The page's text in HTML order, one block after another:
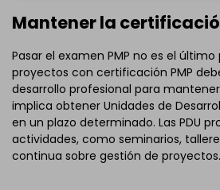
Mantener la
Pasar el examen PMP no es el último
proyectos con certificación PMP
desarrollo profesional para
implica obtener Unidades de
en un plazo determinado. Las PDU
actividades, como seminarios,
continua sobre gestión de proyectos.